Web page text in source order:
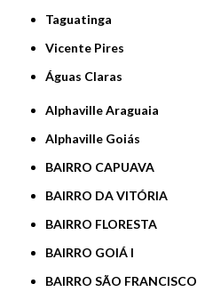
Taguatinga
Vicente Pires
Águas Claras
Alphaville Araguaia
Alphaville Goiás
BAIRRO CAPUAVA
BAIRRO DA VITÓRIA
BAIRRO FLORESTA
BAIRRO GOIÁ I
BAIRRO SÃO FRANCISCO